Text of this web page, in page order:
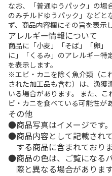
なお、「普通ゆうパック」の場
のみチルドゆうパック」などと
ず、商品内容欄にその旨を表示
アレルギー情報について
商品に「小麦」「そば」「卵」
に」「くるみ」のアレルギー特
を表示します。
※エビ・カニを除く魚介類（こ
された加工品も含む）は、漁獲
いる場合があります。 また、
ビ・カニを食べている可能性が
その他
商品写真はイメージです。
商品内容として記載され
する商品に含まれており
商品の色は、ご覧になる
際と異なる場合があります